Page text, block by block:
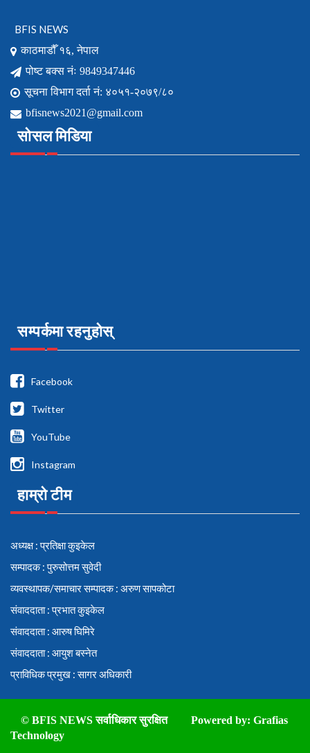
BFIS NEWS
काठमाडौँ १६, नेपाल
पोष्ट बक्स नंः 9849347446
सूचना विभाग दर्ता नं: ४०५१-२०७९/८०
bfisnews2021@gmail.com
सोसल मिडिया
सम्पर्कमा रहनुहोस्
Facebook
Twitter
YouTube
Instagram
हाम्रो टीम
अध्यक्ष : प्रतिक्षा कुइकेल
सम्पादक : पुरुसोत्तम सुवेदी
व्यवस्थापक/समाचार सम्पादक : अरुण सापकोटा
संवाददाता : प्रभात कुइकेल
संवाददाता : आरुष घिमिरे
संवाददाता : आयुश बस्नेत
प्राविधिक प्रमुख : सागर अधिकारी
© BFIS NEWS सर्वाधिकार सुरक्षित Powered by: Grafias
Technology